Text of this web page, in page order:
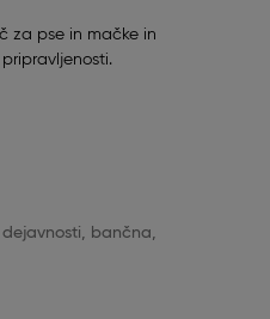
za pse in mačke in
bančna,